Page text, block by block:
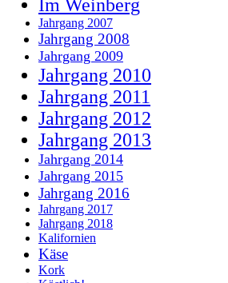
Im Weinberg
Jahrgang 2007
Jahrgang 2008
Jahrgang 2009
Jahrgang 2010
Jahrgang 2011
Jahrgang 2012
Jahrgang 2013
Jahrgang 2014
Jahrgang 2015
Jahrgang 2016
Jahrgang 2017
Jahrgang 2018
Kalifornien
Käse
Kork